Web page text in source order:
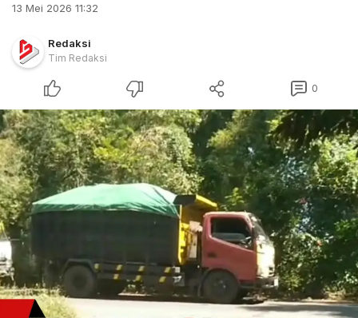
13 Mei 2026 11:32
Redaksi
Tim Redaksi
0